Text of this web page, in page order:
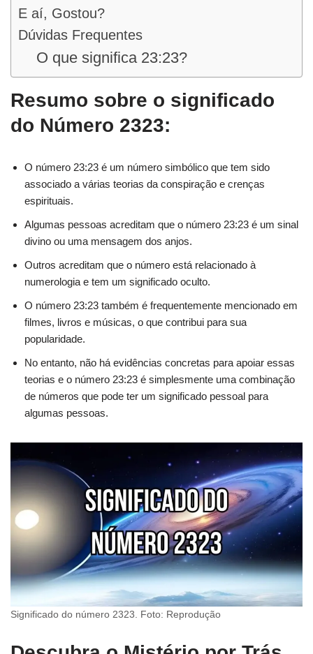
E aí, Gostou?
Dúvidas Frequentes
O que significa 23:23?
Resumo sobre o significado
do Número 2323:
O número 23:23 é um número simbólico que tem sido
associado a várias teorias da conspiração e crenças
espirituais.
Algumas pessoas acreditam que o número 23:23 é um sinal
divino ou uma mensagem dos anjos.
Outros acreditam que o número está relacionado à
numerologia e tem um significado oculto.
O número 23:23 também é frequentemente mencionado em
filmes, livros e músicas, o que contribui para sua
popularidade.
No entanto, não há evidências concretas para apoiar essas
teorias e o número 23:23 é simplesmente uma combinação
de números que pode ter um significado pessoal para
algumas pessoas.
Significado do número 2323. Foto: Reprodução